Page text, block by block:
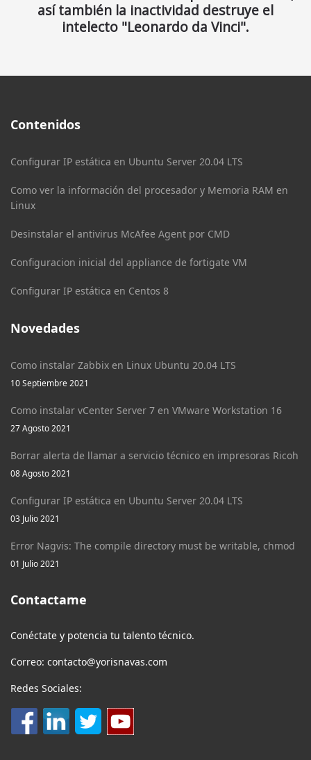
así también la inactividad destruye el
intelecto "Leonardo da Vinci".
Contenidos
Configurar IP estática en Ubuntu Server 20.04 LTS
Como ver la información del procesador y Memoria RAM en
Linux
Desinstalar el antivirus McAfee Agent por CMD
Configuracion inicial del appliance de fortigate VM
Configurar IP estática en Centos 8
Novedades
Como instalar Zabbix en Linux Ubuntu 20.04 LTS
10 Septiembre 2021
Como instalar vCenter Server 7 en VMware Workstation 16
27 Agosto 2021
Borrar alerta de llamar a servicio técnico en impresoras Ricoh
08 Agosto 2021
Configurar IP estática en Ubuntu Server 20.04 LTS
03 Julio 2021
Error Nagvis: The compile directory must be writable, chmod
01 Julio 2021
Contactame
Conéctate y potencia tu talento técnico.
Correo: contacto@yorisnavas.com
Redes Sociales: